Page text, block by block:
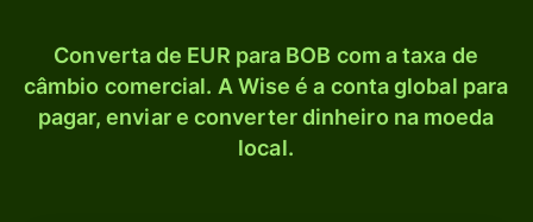
Converta de EUR para BOB com a taxa de
câmbio comercial. A Wise é a conta global para
pagar, enviar e converter dinheiro na moeda
local.